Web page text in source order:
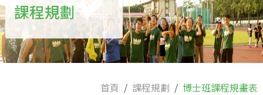
課程規劃
首頁 課程規劃 博士班課程規畫表